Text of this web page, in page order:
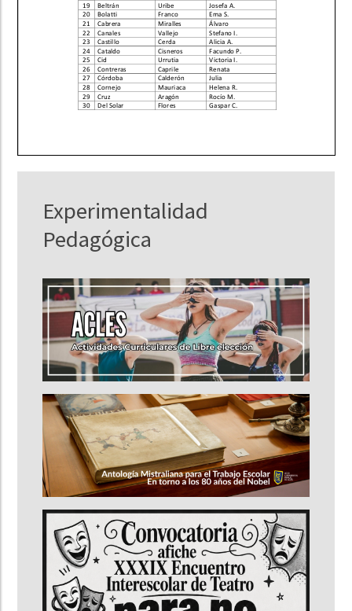
Experimentalidad
Pedagógica